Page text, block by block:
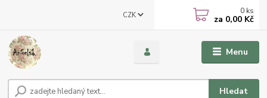
Menu
CZK
Hledat
0 ks
za 0,00 Kč